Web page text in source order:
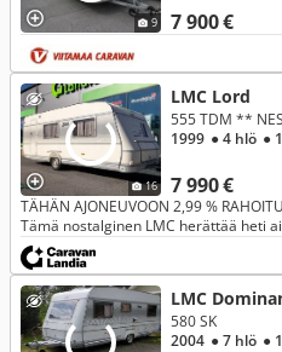
9 7 900 €
16
LMC Lord
7 990 €
1999 ● 4 hlö ●
TÄHÄN AJONEUVOON 2,99 %
Tämä nostalginen LMC herättää heti
nauttimaan leppoisasta
mutkattomiin ja
LMC
580 SK
2004 ● 7 hlö ●